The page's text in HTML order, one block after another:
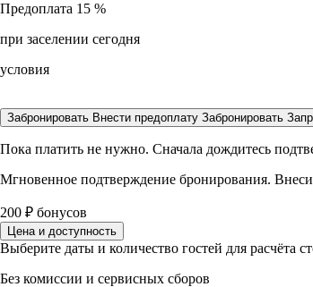
Предоплата 15 %
при заселении сегодня
условия
Забронировать Внести предоплату Забронировать
Пока платить не нужно. Сначала дождитесь
Мгновенное подтверждение бронирования.
200 ₽ бонусов
Цена и доступность
Выберите даты и количество гостей для расчёта
Без комиссии и сервисных сборов